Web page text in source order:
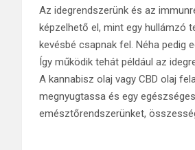
Az idegrendszerünk és az
képzelhető el, mint egy hullámzó
kevésbé csapnak fel. Néha pedig
Így működik tehát például az
A kannabisz olaj vagy CBD olaj
megnyugtassa és egy
emésztőrendszerünket,